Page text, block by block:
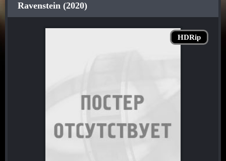
HDRip
Ravenstein (2020)